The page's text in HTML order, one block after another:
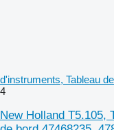
d'instruments, Tableau
4
New Holland T5.105,